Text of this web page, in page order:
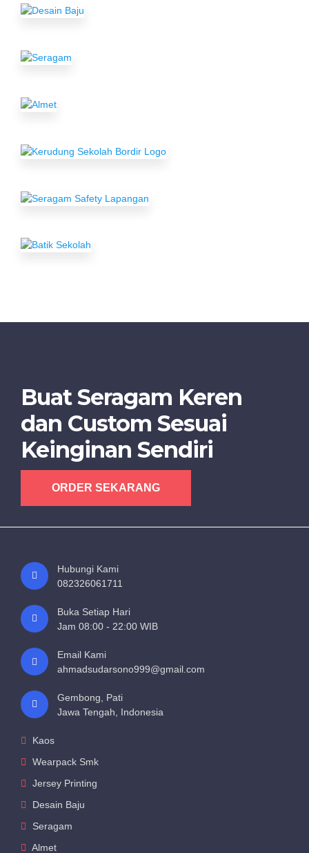
Buat Seragam Keren
dan Custom Sesuai
Keinginan Sendiri
ORDER SEKARANG
Hubungi Kami
082326061711
Buka Setiap Hari
Jam 08:00 - 22:00 WIB
Email Kami
ahmadsudarsono999@gmail.com
Gembong, Pati
Jawa Tengah, Indonesia
Kaos
Wearpack Smk
Jersey Printing
Desain Baju
Seragam
Almet